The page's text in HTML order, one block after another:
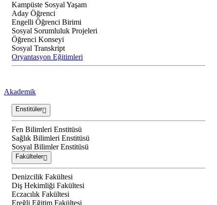
Kampüste Sosyal Yaşam
Aday Öğrenci
Engelli Öğrenci Birimi
Sosyal Sorumluluk Projeleri
Öğrenci Konseyi
Sosyal Transkript
Oryantasyon Eğitimleri
Akademik
Enstitüler
Fen Bilimleri Enstitüsü
Sağlık Bilimleri Enstitüsü
Sosyal Bilimler Enstitüsü
Fakülteler
Denizcilik Fakültesi
Diş Hekimliği Fakültesi
Eczacılık Fakültesi
Ereğli Eğitim Fakültesi